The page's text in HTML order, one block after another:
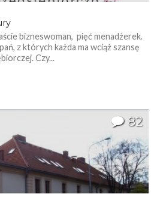
bizneswoman, pięć menadżerek.
z których każda ma wciąż szansę
Czy...
82